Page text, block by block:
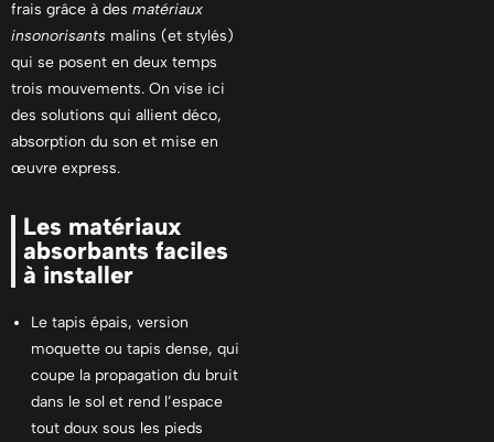
frais grâce à des matériaux
insonorisants malins (et stylés)
qui se posent en deux temps
trois mouvements. On vise ici
des solutions qui allient déco,
absorption du son et mise en
œuvre express.
Les matériaux
absorbants faciles
à installer
Le tapis épais, version
moquette ou tapis dense, qui
coupe la propagation du bruit
dans le sol et rend l’espace
tout doux sous les pieds